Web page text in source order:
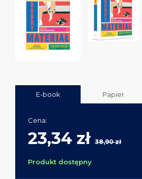
E-book Papier
Cena:
23,34 zł 38,90 zł
Produkt dostępny